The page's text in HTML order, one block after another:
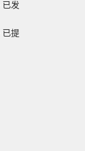
已发
已提